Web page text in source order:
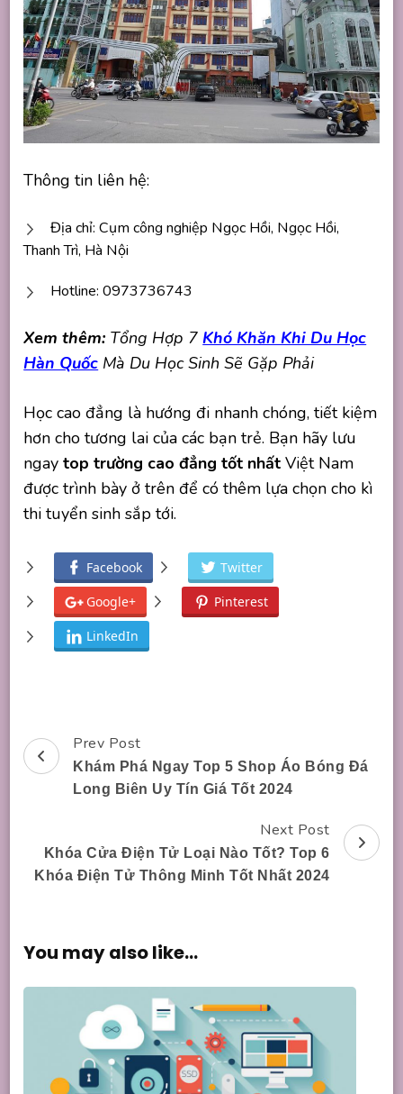
Thông tin liên hệ:
Địa chỉ: Cụm công nghiệp Ngọc Hồi, Ngọc Hồi,
Thanh Trì, Hà Nội
Hotline: 0973736743
Xem thêm: Tổng Hợp 7Khó Khăn Khi Du Học
Hàn Quốc Mà Du Học Sinh Sẽ Gặp Phải
Học cao đẳng là hướng đi nhanh chóng, tiết kiệm
hơn cho tương lai của các bạn trẻ. Bạn hãy lưu
ngaytop trường cao đẳng tốt nhất Việt Nam
được trình bày ở trên để có thêm lựa chọn cho kì
thi tuyển sinh sắp tới.
Facebook Twitter
Google+ Pinterest
LinkedIn
Post
Navigation
Prev Post
Khám Phá Ngay Top 5 Shop Áo Bóng Đá
Long Biên Uy Tín Giá Tốt 2024
Next Post
Khóa Cửa Điện Tử Loại Nào Tốt? Top 6
Khóa Điện Tử Thông Minh Tốt Nhất 2024
You may also like...